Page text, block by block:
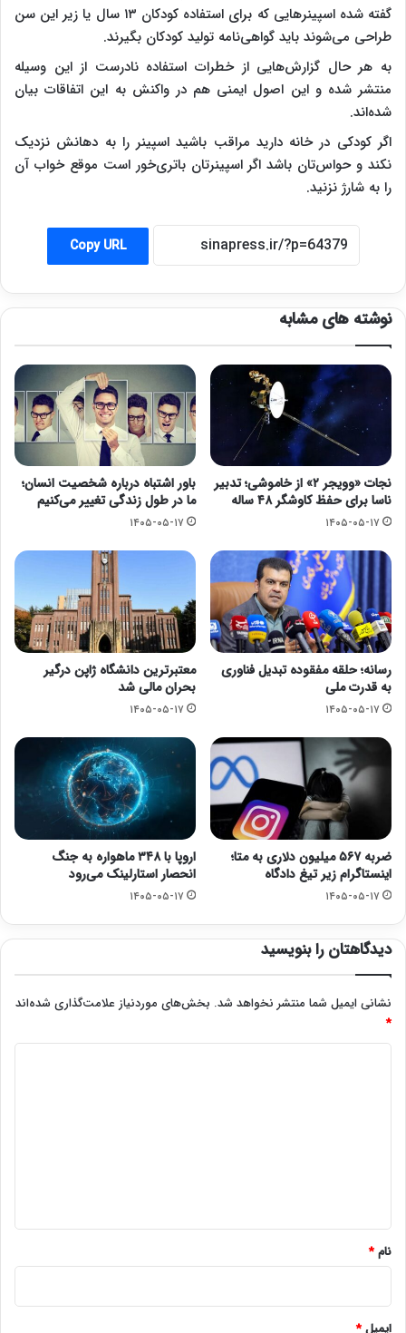
گفته شده اسپینرهایی که برای استفاده کودکان ۱۳ سال یا زیر این سن
طراحی می‌شوند باید گواهی‌نامه تولید کودکان بگیرند.
به هر حال گزارش‌هایی از خطرات استفاده نادرست از این وسیله
منتشر شده و این اصول ایمنی هم در واکنش به این اتفاقات بیان
شده‌اند.
اگر کودکی در خانه دارید مراقب باشید اسپینر را به دهانش نزدیک
نکند و حواس‌تان باشد اگر اسپینرتان باتری‌خور است موقع خواب آن
را به شارژ نزنید.
Copy URL
نوشته های مشابه
نجات «وویجر ۲» از خاموشی؛ تدبیر
ناسا برای حفظ کاوشگر ۴۸ ساله
۱۴۰۵-۰۵-۱۷
باور اشتباه درباره شخصیت انسان؛
ما در طول زندگی تغییر می‌کنیم
۱۴۰۵-۰۵-۱۷
رسانه؛ حلقه مفقوده تبدیل فناوری
به قدرت ملی
۱۴۰۵-۰۵-۱۷
معتبرترین دانشگاه ژاپن درگیر
بحران مالی شد
۱۴۰۵-۰۵-۱۷
ضربه ۵۶۷ میلیون دلاری به متا؛
اینستاگرام زیر تیغ دادگاه
۱۴۰۵-۰۵-۱۷
اروپا با ۳۴۸ ماهواره به جنگ
انحصار استارلینک می‌رود
۱۴۰۵-۰۵-۱۷
دیدگاهتان را بنویسید
نشانی ایمیل شما منتشر نخواهد شد. بخش‌های موردنیاز علامت‌گذاری شده‌اند
*
نام*
ایمیل*